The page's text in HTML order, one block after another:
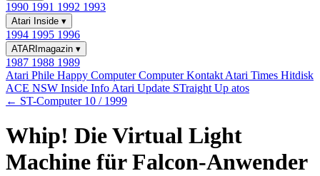
1990 1991 1992 1993
Atari Inside ▾
1994 1995 1996
ATARImagazin ▾
1987 1988 1989
Atari Phile Happy ComputerComputer Kontakt Atari Times Hitdisk
ACE NSW Inside Info Atari Update STraight Up atos
← ST-Computer 10 / 1999
Whip! Die Virtual Light
Machine für Falcon-Anwender